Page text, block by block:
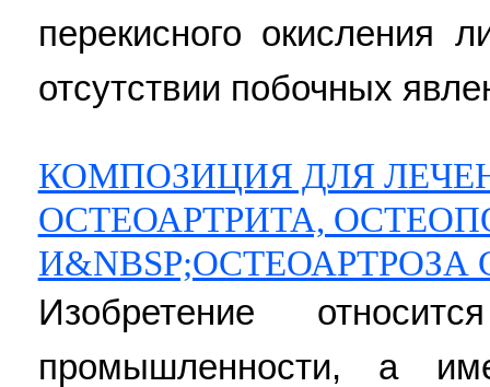
перекисного окисления
отсутствии побочных
КОМПОЗИЦИЯ ДЛЯ
ОСТЕОАРТРИТА,
Изобретение
промышленности, а